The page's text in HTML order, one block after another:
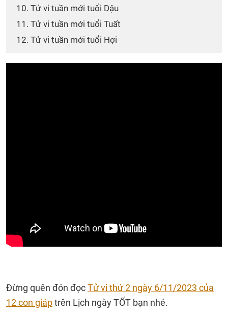
10. Tử vi tuần mới tuổi Dậu
11. Tử vi tuần mới tuổi Tuất
12. Tử vi tuần mới tuổi Hợi
Đừng quên đón đọcTử vi thứ 2 ngày 6/11/2023 của
12 con giáptrên Lịch ngày TỐT bạn nhé.